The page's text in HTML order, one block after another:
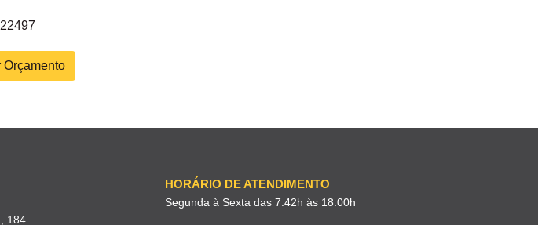
Orçamento
184
HORÁRIO DE ATENDIMENTO
Segunda à Sexta das 7:42h às 18:00h